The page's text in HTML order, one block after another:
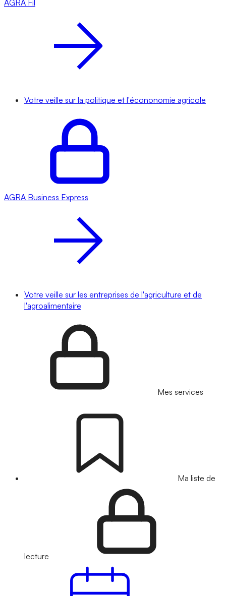
AGRA Fil
Votre veille sur la politique et l'écononomie agricole
AGRA Business Express
Votre veille sur les entreprises de l'agriculture et de
l'agroalimentaire
Mes services
Ma liste de
lecture